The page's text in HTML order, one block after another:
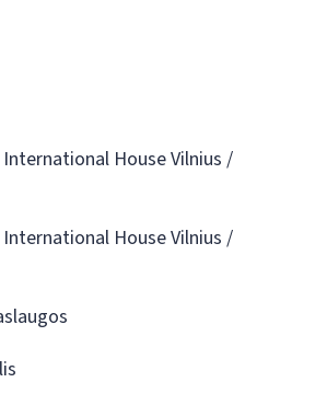
House Vilnius /
House Vilnius /